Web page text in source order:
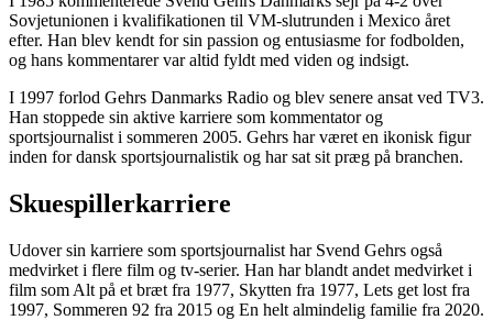
Sovjetunionen i kvalifikationen til VM-slutrunden i Mexico året
efter. Han blev kendt for sin passion og entusiasme for fodbolden,
og hans kommentarer var altid fyldt med viden og indsigt.
I 1997 forlod Gehrs Danmarks Radio og blev senere ansat ved TV3.
Han stoppede sin aktive karriere som kommentator og
sportsjournalist i sommeren 2005. Gehrs har været en ikonisk figur
inden for dansk sportsjournalistik og har sat sit præg på branchen.
Skuespillerkarriere
Udover sin karriere som sportsjournalist har Svend Gehrs også
medvirket i flere film og tv-serier. Han har blandt andet medvirket i
film som Alt på et bræt fra 1977, Skytten fra 1977, Lets get lost fra
1997, Sommeren 92 fra 2015 og En helt almindelig familie fra 2020.